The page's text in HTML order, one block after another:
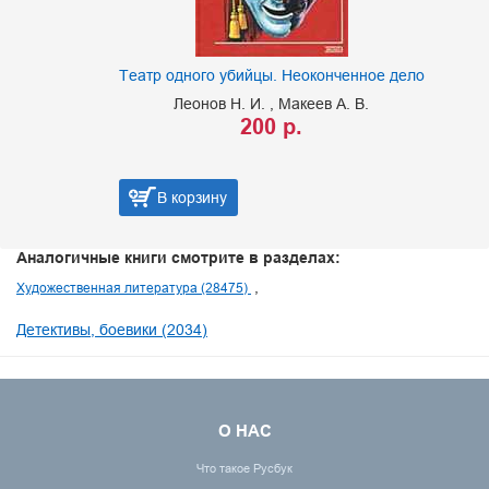
Театр одного убийцы. Неоконченное дело
Леонов Н. И. Макеев А. В.
В корзину
Аналогичные книги смотрите в разделах:
Художественная литература (28475)
Детективы, боевики (2034)
О НАС
Что такое Русбук